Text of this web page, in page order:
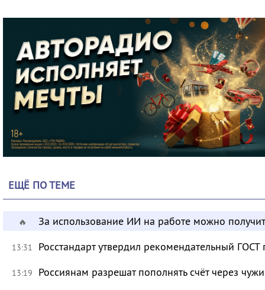
ЕЩЁ ПО ТЕМЕ
🔥 За использование ИИ на работе можно
13:31 Росстандарт утвердил рекомендательный
13:19 Россиянам разрешат пополнять счёт через